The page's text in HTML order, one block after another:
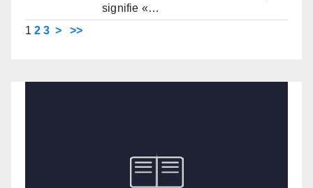
signifie «…
1 2 3 > >>